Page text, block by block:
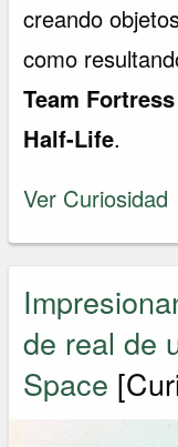
creando
como
Team
Half-Life.
Ver Curiosidad
de real de
Space